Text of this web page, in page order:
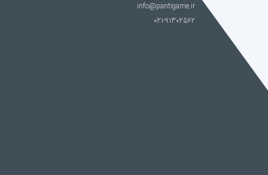
info@pantigame.ir
021-91302562